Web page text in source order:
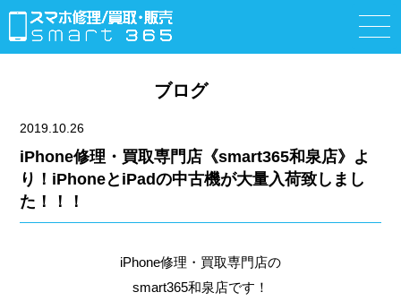
ブログ
2019.10.26
iPhone修理・買取専門店《smart365和泉店》よ
り！iPhoneとiPadの中古機が大量入荷致しまし
た！！！
iPhone修理・買取専門店の
smart365和泉店です！